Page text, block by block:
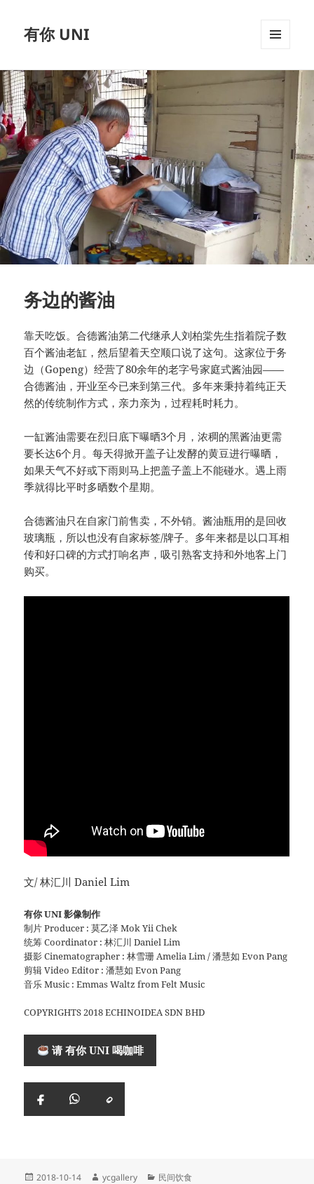
有你 UNI
WIDGETS
务边的酱油
靠天吃饭。合德酱油第二代继承人刘柏棠先生指着院子数
百个酱油老缸，然后望着天空顺口说了这句。这家位于务
边（Gopeng）经营了80余年的老字号家庭式酱油园——
合德酱油，开业至今已来到第三代。多年来秉持着纯正天
然的传统制作方式，亲力亲为，过程耗时耗力。
一缸酱油需要在烈日底下曝晒3个月，浓稠的黑酱油更需
要长达6个月。每天得掀开盖子让发酵的黄豆进行曝晒，
如果天气不好或下雨则马上把盖子盖上不能碰水。遇上雨
季就得比平时多晒数个星期。
合德酱油只在自家门前售卖，不外销。酱油瓶用的是回收
玻璃瓶，所以也没有自家标签/牌子。多年来都是以口耳相
传和好口碑的方式打响名声，吸引熟客支持和外地客上门
购买。
文/ 林汇川 Daniel Lim
有你 UNI 影像制作
制片 Producer : 莫乙泽 Mok Yii Chek
统筹 Coordinator : 林汇川 Daniel Lim
摄影 Cinematographer : 林雪珊 Amelia Lim / 潘慧如 Evon Pang
剪辑 Video Editor : 潘慧如 Evon Pang
音乐 Music : Emmas Waltz from Felt Music
COPYRIGHTS 2018 ECHINOIDEA SDN BHD
请 有你 UNI 喝咖啡
FacebookWhatsApp
复
制
Posted
2018-10-14 Author
ycgallery Categories
民间饮食